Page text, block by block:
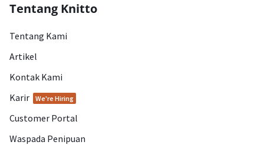
Tentang Knitto
Tentang Kami
Artikel
Kontak Kami
Karir
We're Hiring
Customer Portal
Waspada Penipuan